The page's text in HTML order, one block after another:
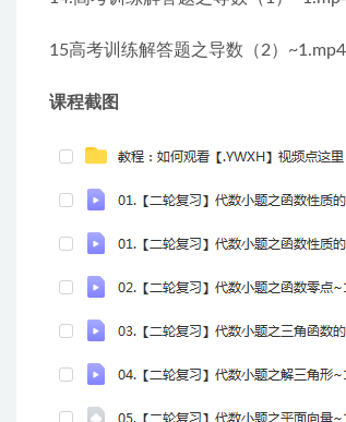
15高考训练解答题之导数（2）~1.mp4
课程截图